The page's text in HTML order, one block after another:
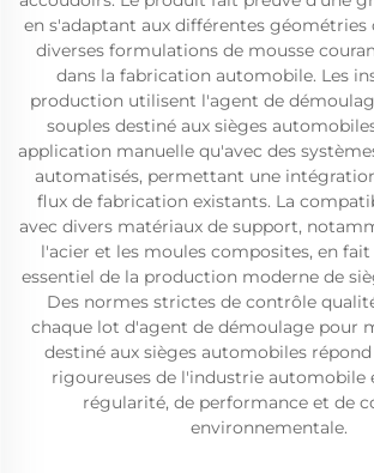
en s'adaptant aux différentes géométries
diverses formulations de mousse
dans la fabrication automobile. Les
production utilisent l'agent de
souples destiné aux sièges
application manuelle qu'avec des
automatisés, permettant une
flux de fabrication existants. La
avec divers matériaux de support,
l'acier et les moules composites, en
essentiel de la production moderne de
Des normes strictes de contrôle
chaque lot d'agent de démoulage pour
destiné aux sièges automobiles
rigoureuses de l'industrie automobile
régularité, de performance et de
environnementale.